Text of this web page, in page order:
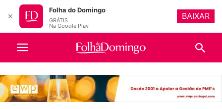
✕
Folha do Domingo
GRÁTIS
Na Google Play
BAIXAR